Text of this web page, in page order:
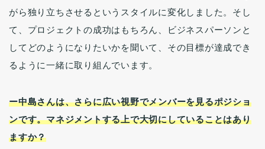
がら独り立ちさせるというスタイルに変化しました。そし
て、プロジェクトの成功はもちろん、ビジネスパーソンと
してどのようになりたいかを聞いて、その目標が達成でき
るように一緒に取り組んでいます。
ー中島さんは、さらに広い視野でメンバーを見るポジショ
ンです。マネジメントする上で大切にしていることはあり
ますか？